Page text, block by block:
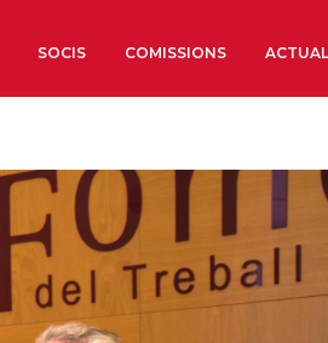
Òrgans Consultius
Estructura Executiva
Institut d’Estudis
SOCIS COMISSIONS